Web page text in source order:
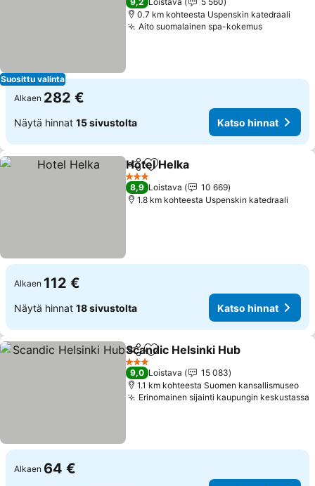
Suosittu valinta
0.7 km kohteesta Uspenskin katedraali
Aito suomalainen spa-kokemusKatso
Alkaen 282 €
Näytä hinnat 15 sivustolta Katso hinnat
Jaa Lisää suosikkeihin
Hotel Helka
3 Tähtiluokitus
8,9 Loistava
10 669
1.8 km kohteesta Uspenskin katedraali
Alkaen 112 €
Näytä hinnat 18 sivustolta Katso hinnat
Jaa Lisää suosikkeihin
Scandic Helsinki Hub
3 Tähtiluokitus
9,0 Loistava
15 083
1.1 km kohteesta Suomen kansallismuseo
Erinomainen sijainti kaupungin keskustassa
Alkaen 64 €